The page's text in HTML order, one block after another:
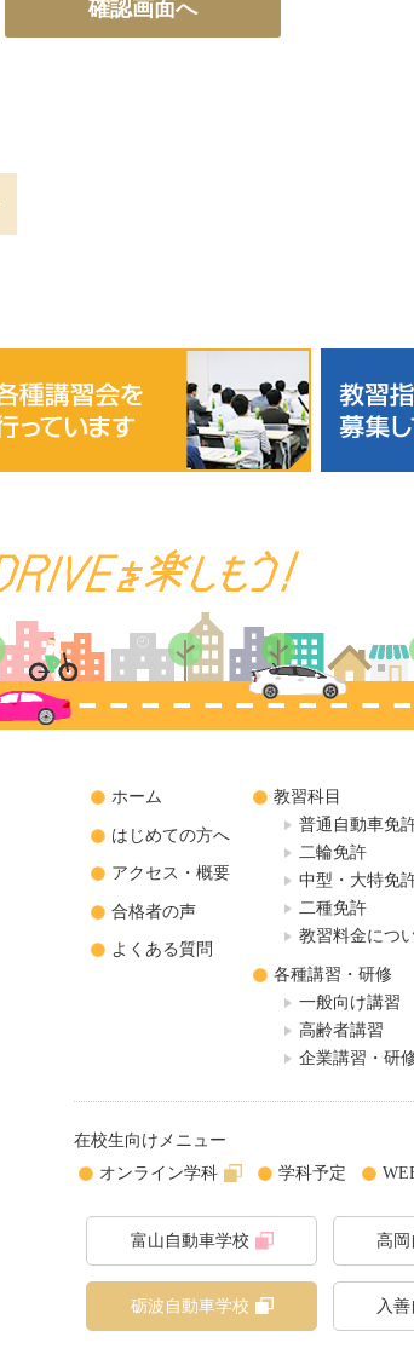
確認画面へ
ホーム
はじめての方へ
アクセス・概要
合格者の声
よくある質問
教習科目
普通自動車免
二輪免許
中型・大特免
二種免許
教習料金につ
各種講習・研修
一般向け講習
高齢者講習
企業講習・研
在校生向けメニュー
オンライン学科
学科予定
富山自動車学校 高
砺波自動車学校 入